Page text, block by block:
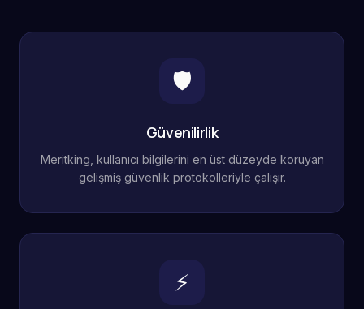
🛡️
Güvenilirlik
Meritking, kullanıcı bilgilerini en üst düzeyde koruyan
gelişmiş güvenlik protokolleriyle çalışır.
⚡